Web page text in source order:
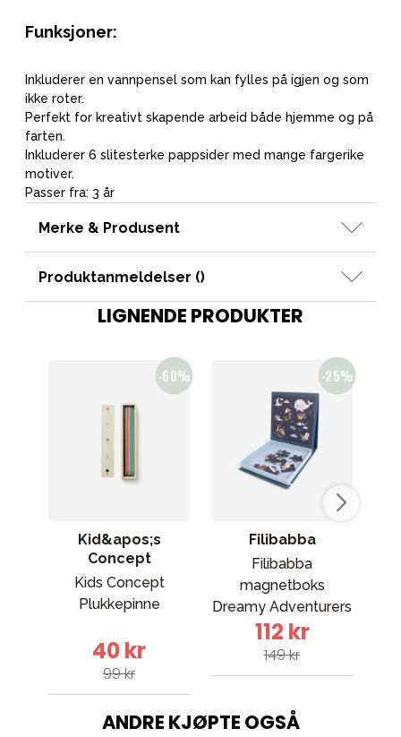
Funksjoner:
Inkluderer en vannpensel som kan fylles på igjen og som
ikke roter.
Perfekt for kreativt skapende arbeid både hjemme og på
farten.
Inkluderer 6 slitesterke pappsider med mange fargerike
motiver.
Passer fra: 3 år
Merke & Produsent
Produktanmeldelser ()
LIGNENDE PRODUKTER
Kid&apos;s
Concept
Kids Concept
Plukkepinne
40 kr
99 kr
Filibabba
Filibabba
magnetboks
Dreamy Adventurers
112 kr
149 kr
ANDRE KJØPTE OGSÅ